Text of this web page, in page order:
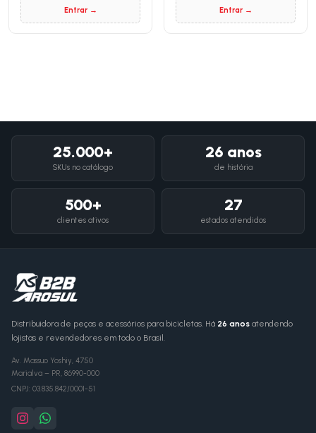
Entrar →
Entrar →
25.000+
SKUs no catálogo
26 anos
de história
500+
clientes ativos
27
estados atendidos
Distribuidora de peças e acessórios para bicicletas. Há 26 anos atendendo
lojistas e revendedores em todo o Brasil.
Av. Massuo Yoshiy, 4750
Marialva – PR, 86990-000
CNPJ: 03.835.842/0001-51